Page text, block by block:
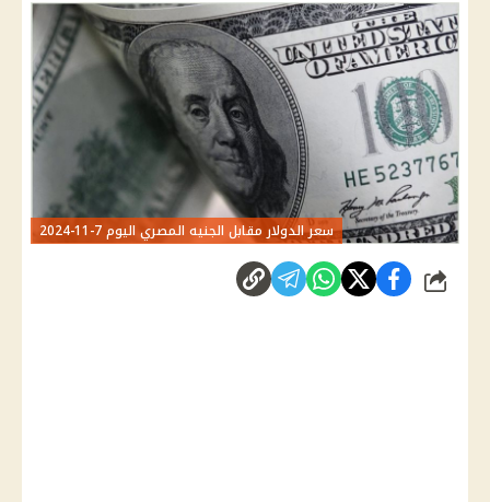
سعر الدولار مقابل الجنيه المصري اليوم 7-11-2024
شارك